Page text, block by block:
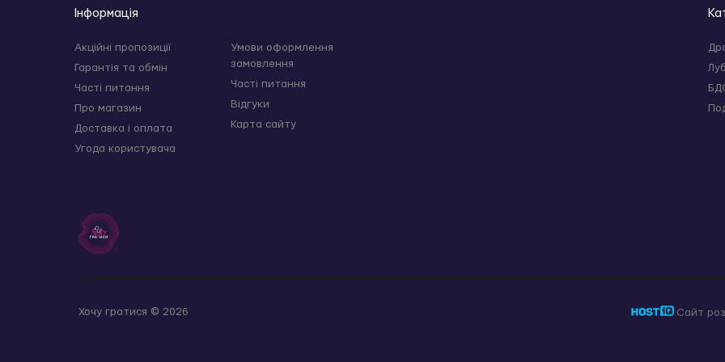
Інформація
Акційні пропозиції
Гарантія та обмін
Часті питання
Про магазин
Доставка і оплата
Угода користувача
Умови оформлення
замовлення
Часті питання
Відгуки
Карта сайту
Хочу гратися © 2026 Сайт